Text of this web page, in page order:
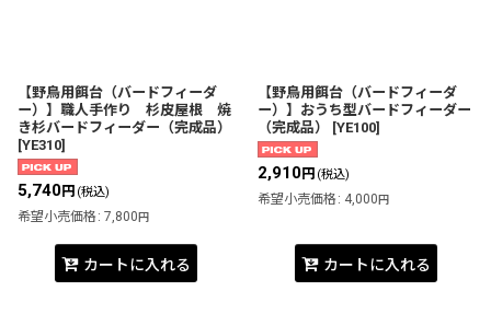
【野鳥用餌台（バードフィーダ
ー）】職人手作り 杉皮屋根 焼
き杉バードフィーダー（完成品）
[YE310]
5,740円 (税込)
希望小売価格 : 7,800円
カートに入れる
【野鳥用餌台（バードフィーダ
ー）】おうち型バードフィーダー
（完成品）
[YE100]
2,910円 (税込)
希望小売価格 : 4,000円
カートに入れる